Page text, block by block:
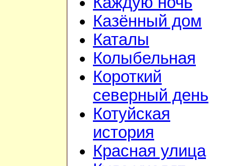
Казённый дом
Каталы
Колыбельная
Короткий
северный день
Котуйская
история
Красная улица